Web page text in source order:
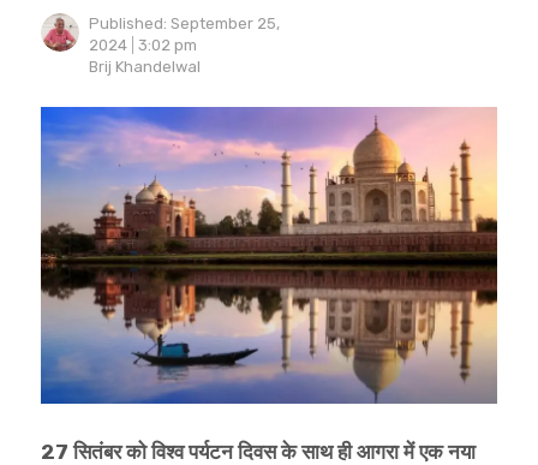
Published: September 25,
2024
3:02 pm
Author
Brij Khandelwal
27 सितंबर को विश्व पर्यटन दिवस के साथ ही आगरा में एक नया